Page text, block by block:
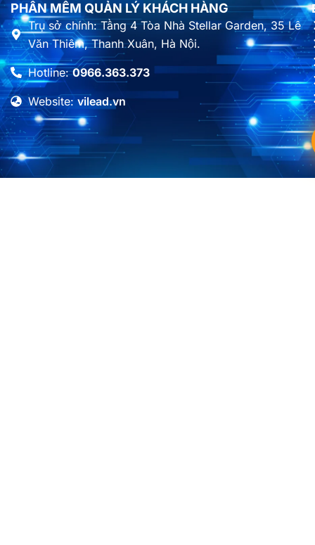
PHẦN MỀM QUẢN LÝ KHÁCH HÀNG
Trụ sở chính: Tầng 4 Tòa Nhà Stellar Garden, 35 Lê
Văn Thiêm, Thanh Xuân, Hà Nội.
Hotline:0966.363.373
Website:vilead.vn